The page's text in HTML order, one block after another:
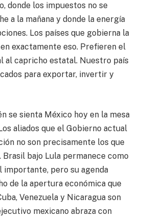
donde los impuestos no se
a la mañana y donde la energía
Los países que gobierna la
exactamente eso. Prefieren el
al capricho estatal. Nuestro país
para exportar, invertir y
se sienta México hoy en la mesa
aliados que el Gobierno actual
no son precisamente los que
bajo Lula permanece como
importante, pero su agenda
de la apertura económica que
Venezuela y Nicaragua son
mexicano abraza con